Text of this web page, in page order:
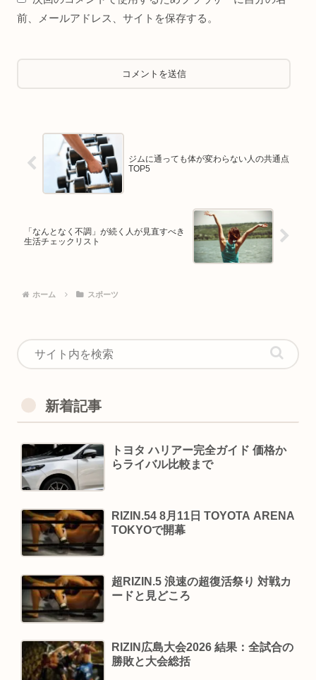
前、メールアドレス、サイトを保存する。
ジムに通っても体が変わらない人の共通点
TOP5
「なんとなく不調」が続く人が見直すべき
生活チェックリスト
ホーム スポーツ
新着記事
トヨタ ハリアー完全ガイド 価格か
らライバル比較まで
RIZIN.54 8月11日 TOYOTA ARENA
TOKYOで開幕
超RIZIN.5 浪速の超復活祭り 対戦カ
ードと見どころ
RIZIN広島大会2026 結果：全試合の
勝敗と大会総括